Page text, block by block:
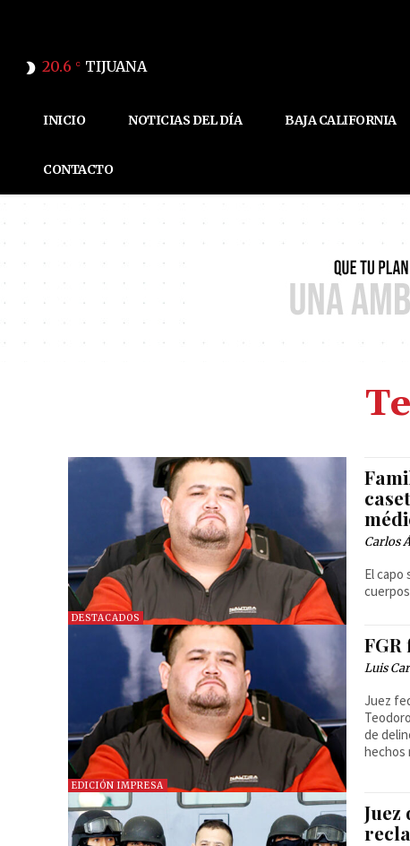
20.6 C TIJUANA
INICIO NOTICIAS DEL DÍA BAJA CALIFORNIA
CONTACTO
DESTACADOS
Carlos
El capo
EDICIÓN IMPRESA
Luis
Juez
de
hechos